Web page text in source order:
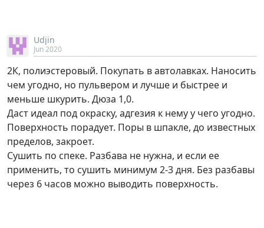
Udjin
Jun 2020
2К, полиэстеровый. Покупать в автолавках. Наносить
чем угодно, но пульвером и лучше и быстрее и
меньше шкурить. Дюза 1,0.
Даст идеал под окраску, адгезия к нему у чего угодно.
Поверхность порадует. Поры в шпакле, до известных
пределов, закроет.
Сушить по спеке. Разбава не нужна, и если ее
применить, то сушить минимум 2-3 дня. Без разбавы
через 6 часов можно выводить поверхность.